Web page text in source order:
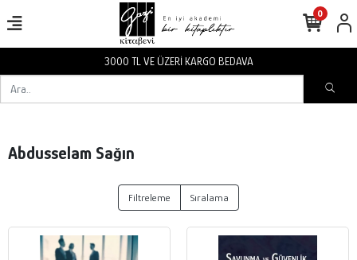
3000 TL VE ÜZERİ KARGO BEDAVA
0
Abdusselam Sağın
Filtreleme Sıralama